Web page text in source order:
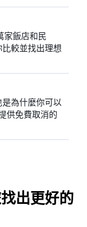
家飯店和民
較並找出理想
為什麼你可以
供免費取消的
出更好的